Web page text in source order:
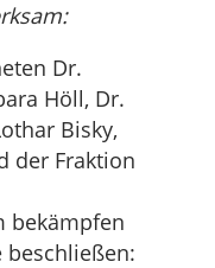
Dr.
Höll, Dr.
Bisky,
der Fraktion
bekämpfen
beschließen: